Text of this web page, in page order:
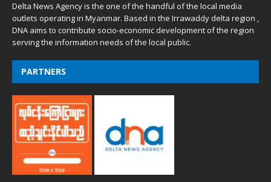
Delta News Agency is the one of the handful of the local media
outlets operating in Myanmar. Based in the Irrawaddy delta region ,
DNA aims to contribute socio-economic development of the region
serving the information needs of the local public.
PARTNERS